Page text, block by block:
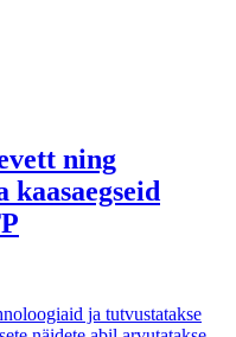
ning
ja tutvustatakse